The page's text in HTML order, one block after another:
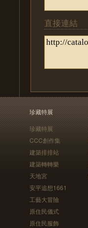
直接連結
珍藏特展
珍藏特展
CCC創作集
建築排排站
建築轉轉樂
天地宮
安平追想1661
工藝大冒險
原住民儀式
原住民服飾